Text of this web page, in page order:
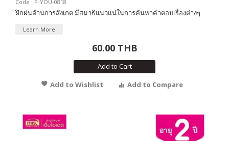
Code : P-YOU-0818
ฝึกฝนด้านการสังเกต มีสมาธิแน่วแน่ในการค้นหาคำตอบเรื่องต่างๆ
Learn More
60.00 THB
Add to Cart
Add to Wishlist
Add to Compare